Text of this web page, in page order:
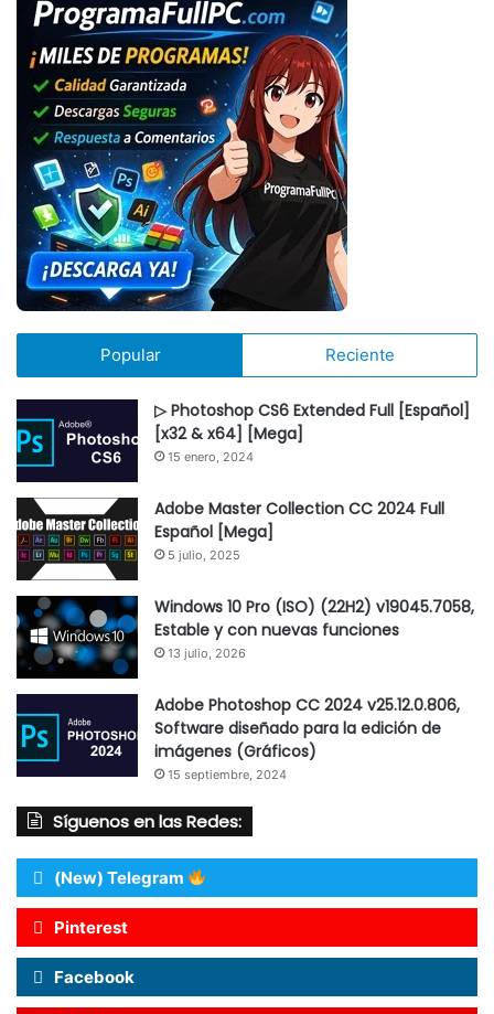
Popular Reciente
▷ Photoshop CS6 Extended Full [Español]
[x32 & x64] [Mega]
15 enero, 2024
Adobe Master Collection CC 2024 Full
Español [Mega]
5 julio, 2025
Windows 10 Pro (ISO) (22H2) v19045.7058,
Estable y con nuevas funciones
13 julio, 2026
Adobe Photoshop CC 2024 v25.12.0.806,
Software diseñado para la edición de
imágenes (Gráficos)
15 septiembre, 2024
Síguenos en las Redes:
(New) Telegram
Pinterest
Facebook